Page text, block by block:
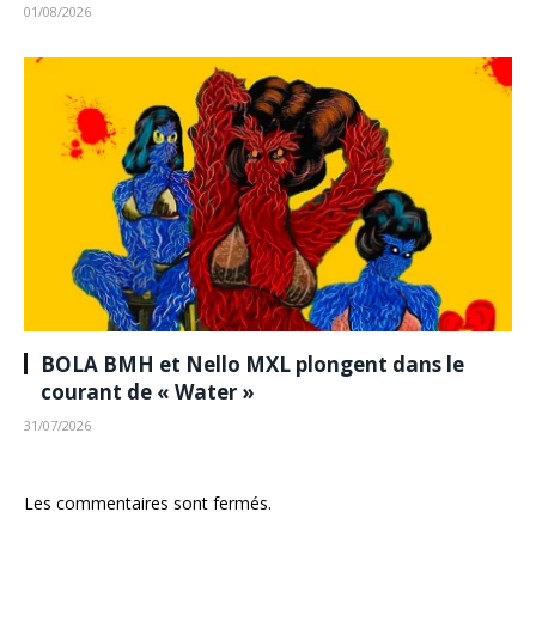
01/08/2026
BOLA BMH et Nello MXL plongent dans le
courant de « Water »
31/07/2026
Les commentaires sont fermés.